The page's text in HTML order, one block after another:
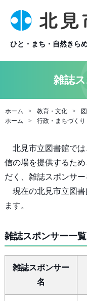
ひと・まち・自然きら
雑誌
ホーム 教育・文化
ホーム
行政・まちづくり
北見市立図書館では
信の場を提供するた
だく、雑誌スポンサー
現在の北見市立図書
ます。
雑誌スポンサー一覧
雑誌スポンサー
名